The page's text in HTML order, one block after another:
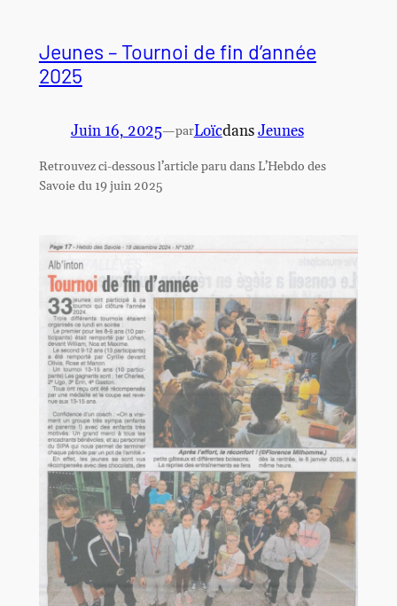
Jeunes – Tournoi de fin d’année
2025
Juin 16, 2025—parLoïcdansJeunes
Retrouvez ci-dessous l’article paru dans L’Hebdo des
Savoie du 19 juin 2025